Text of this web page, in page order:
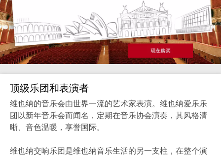
顶级乐团和表演者
维也纳的音乐会由世界一流的艺术家表演。维也纳爱乐乐
团以新年音乐会而闻名，定期在音乐协会演奏，其风格清
晰、音色温暖，享誉国际。
维也纳交响乐团是维也纳音乐生活的另一支柱，在整个演